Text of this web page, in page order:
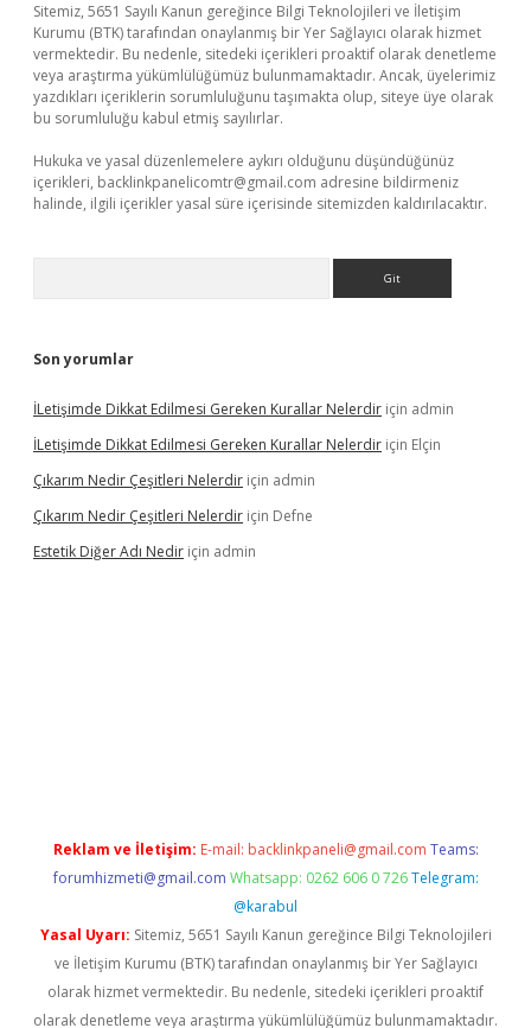
Sitemiz, 5651 Sayılı Kanun gereğince Bilgi Teknolojileri ve İletişim
Kurumu (BTK) tarafından onaylanmış bir Yer Sağlayıcı olarak hizmet
vermektedir. Bu nedenle, sitedeki içerikleri proaktif olarak denetleme
veya araştırma yükümlülüğümüz bulunmamaktadır. Ancak, üyelerimiz
yazdıkları içeriklerin sorumluluğunu taşımakta olup, siteye üye olarak
bu sorumluluğu kabul etmiş sayılırlar.
Hukuka ve yasal düzenlemelere aykırı olduğunu düşündüğünüz
içerikleri, backlinkpanelicomtr@gmail.com adresine bildirmeniz
halinde, ilgili içerikler yasal süre içerisinde sitemizden kaldırılacaktır.
Son yorumlar
İLetişimde Dikkat Edilmesi Gereken Kurallar Nelerdir için admin
İLetişimde Dikkat Edilmesi Gereken Kurallar Nelerdir için Elçin
Çıkarım Nedir Çeşitleri Nelerdir için admin
Çıkarım Nedir Çeşitleri Nelerdir için Defne
Estetik Diğer Adı Nedir için admin
Reklam ve İletişim: E-mail: backlinkpaneli@gmail.com Teams:
forumhizmeti@gmail.com Whatsapp: 0262 606 0 726 Telegram:
@karabul
Yasal Uyarı: Sitemiz, 5651 Sayılı Kanun gereğince Bilgi Teknolojileri
ve İletişim Kurumu (BTK) tarafından onaylanmış bir Yer Sağlayıcı
olarak hizmet vermektedir. Bu nedenle, sitedeki içerikleri proaktif
olarak denetleme veya araştırma yükümlülüğümüz bulunmamaktadır.